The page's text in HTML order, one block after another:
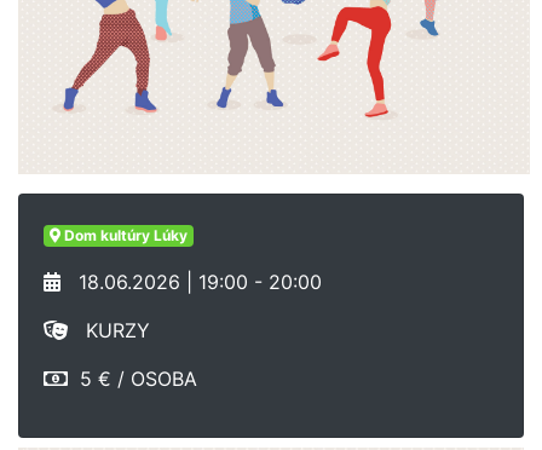
Dom kultúry Lúky
18.06.2026 | 19:00 - 20:00
KURZY
5 € / OSOBA